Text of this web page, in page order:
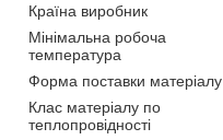
Країна виробник
Мінімальна робоча
температура
Форма поставки матеріалу
Клас матеріалу по
теплопровідності